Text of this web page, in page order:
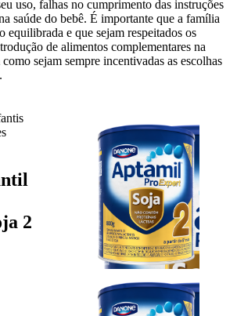
uso, falhas no cumprimento das instruções
saúde do bebê. É importante que a família
equilibrada e que sejam respeitados os
de alimentos complementares na
sejam sempre incentivadas as escolhas
2